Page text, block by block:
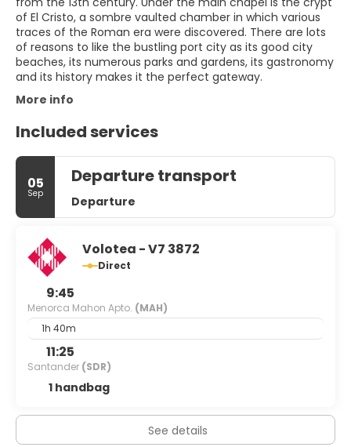
of El Cristo, a sombre vaulted chamber in which various
traces of the Roman era were discovered. There are lots
of reasons to like the bustling port city as its good city
beaches, its numerous parks and gardens, its gastronomy
and its history makes it the perfect gateway.
More info
Included services
05
Sep
Departure transport
Departure
Volotea - V7 3872
Direct
9:45
Menorca Mahon Apto. (MAH)
1h 40m
11:25
Santander (SDR)
1 handbag
See details